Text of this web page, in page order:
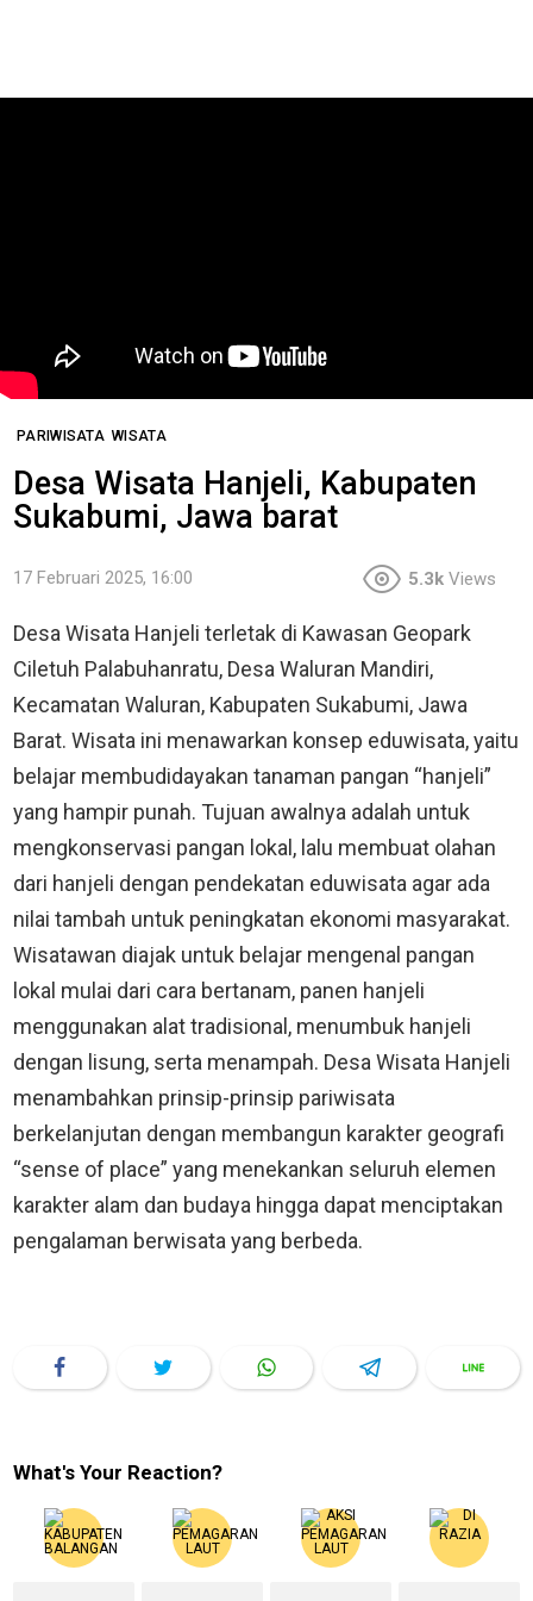
PARIWISATA WISATA
Desa Wisata Hanjeli, Kabupaten
Sukabumi, Jawa barat
17 Februari 2025, 16:00 5.3k Views
Desa Wisata Hanjeli terletak di Kawasan Geopark
Ciletuh Palabuhanratu, Desa Waluran Mandiri,
Kecamatan Waluran, Kabupaten Sukabumi, Jawa
Barat. Wisata ini menawarkan konsep eduwisata, yaitu
belajar membudidayakan tanaman pangan “hanjeli”
yang hampir punah. Tujuan awalnya adalah untuk
mengkonservasi pangan lokal, lalu membuat olahan
dari hanjeli dengan pendekatan eduwisata agar ada
nilai tambah untuk peningkatan ekonomi masyarakat.
Wisatawan diajak untuk belajar mengenal pangan
lokal mulai dari cara bertanam, panen hanjeli
menggunakan alat tradisional, menumbuk hanjeli
dengan lisung, serta menampah. Desa Wisata Hanjeli
menambahkan prinsip-prinsip pariwisata
berkelanjutan dengan membangun karakter geografi
“sense of place” yang menekankan seluruh elemen
karakter alam dan budaya hingga dapat menciptakan
pengalaman berwisata yang berbeda.
What's Your Reaction?